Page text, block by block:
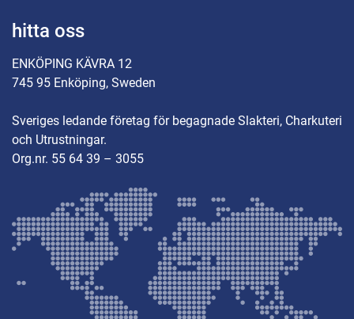
hitta oss
ENKÖPING KÄVRA 12
745 95 Enköping, Sweden
Sveriges ledande företag för begagnade Slakteri, Charkuteri
och Utrustningar.
Org.nr. 55 64 39 – 3055